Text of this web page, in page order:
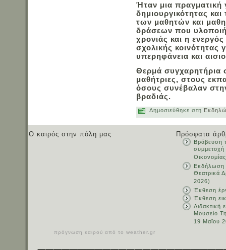
Ήταν μια πραγματική
δημιουργικότητας
των μαθητών και
δράσεων που
χρονιάς και η
σχολικής κοινότητας
υπερηφάνεια και
Θερμά συγχαρητήρια
μαθήτριες, στους
όσους συνέβαλαν
βραδιάς.
Δημοσιεύθηκε στη
Ο καιρός στην πόλη μας
πρόγνωση καιρού από το weather.gr
Πρόσφατα
Βράβευση
Οικονομίας
Εκδήλωση
Θεατρικά
2026)
Έκθεση
Έκθεση
Διδακτική
Μουσείο
19 Μαΐου